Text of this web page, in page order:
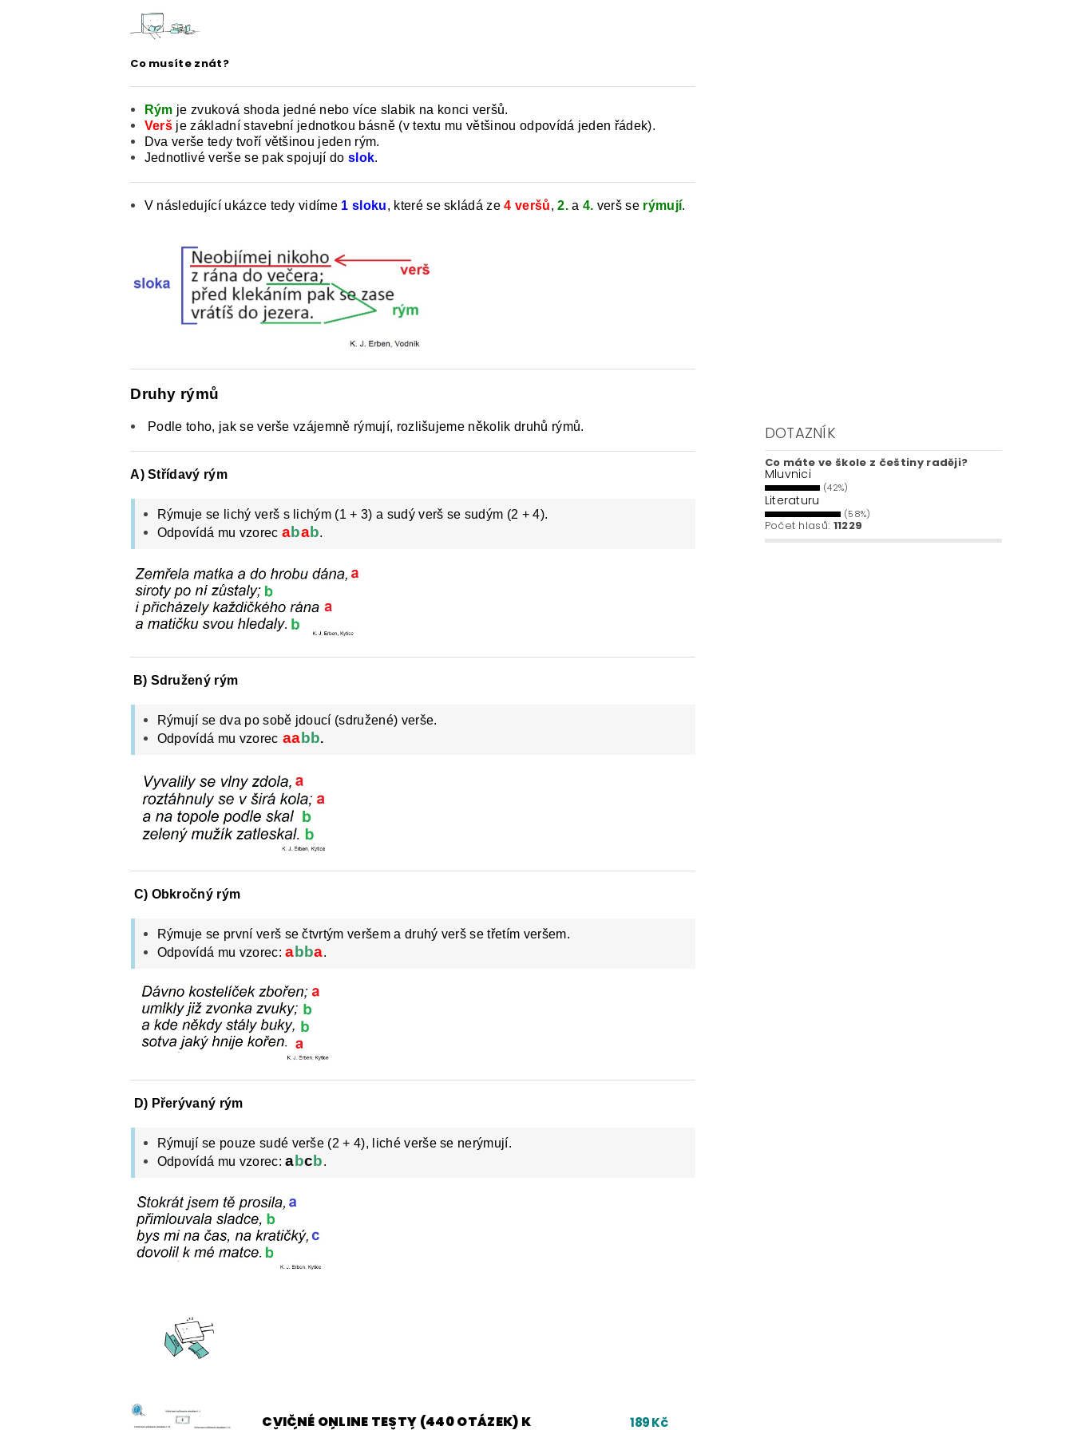
ČESKÝ JAZYK PRO STŘEDNÍ ŠKOLY
O NAŠICH STRÁNKÁCH
Co musíte znát?
Rým je zvuková shoda jedné nebo více slabik na konci veršů.
Verš je základní stavební jednotkou básně (v textu mu většinou odpovídá jeden řádek).
Dva verše tedy tvoří většinou jeden rým.
Jednotlivé verše se pak spojují doslok.
V následující ukázce tedy vidíme 1 sloku, které se skládá ze4 veršů,2. a 4. verš se rýmují.
Druhy rýmů
Podle toho, jak se verše vzájemně rýmují, rozlišujeme několik druhů rýmů.
A) Střídavý rým
Rýmuje se lichý verš s lichým (1 + 3) a sudý verš se sudým (2 + 4).
Odpovídá mu vzorec abab.
B) Sdružený rým
Rýmují se dva po sobě jdoucí (sdružené) verše.
Odpovídá mu vzorec aa bb.
C) Obkročný rým
Rýmuje se první verš se čtvrtým veršem a druhý verš se třetím veršem.
Odpovídá mu vzorec:a bba.
D) Přerývaný rým
Rýmují se pouze sudé verše (2 + 4), liché verše se nerýmují.
Odpovídá mu vzorec:abcb.
CVIČNÉ ONLINE TESTY (440 OTÁZEK) K 189 Kč
DOTAZNÍK
Co máte ve škole z češtiny raději?
Mluvnici
(42%)
Literaturu
(58%)
Počet hlasů: 11229